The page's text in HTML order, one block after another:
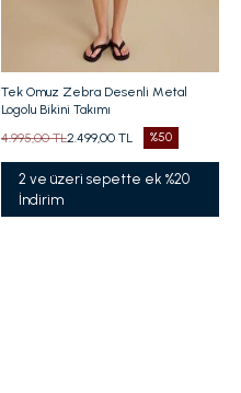
Tek Omuz Zebra Desenli Metal
Logolu Bikini Takımı
4.995,00 TL2.499,00 TL %50
2 ve üzeri sepette ek %20
İndirim